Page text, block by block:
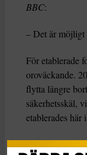
BBC:
– Det är möjligt
För etablerade
oroväckande.
flytta längre
säkerhetsskäl,
etablerades här
För världen i